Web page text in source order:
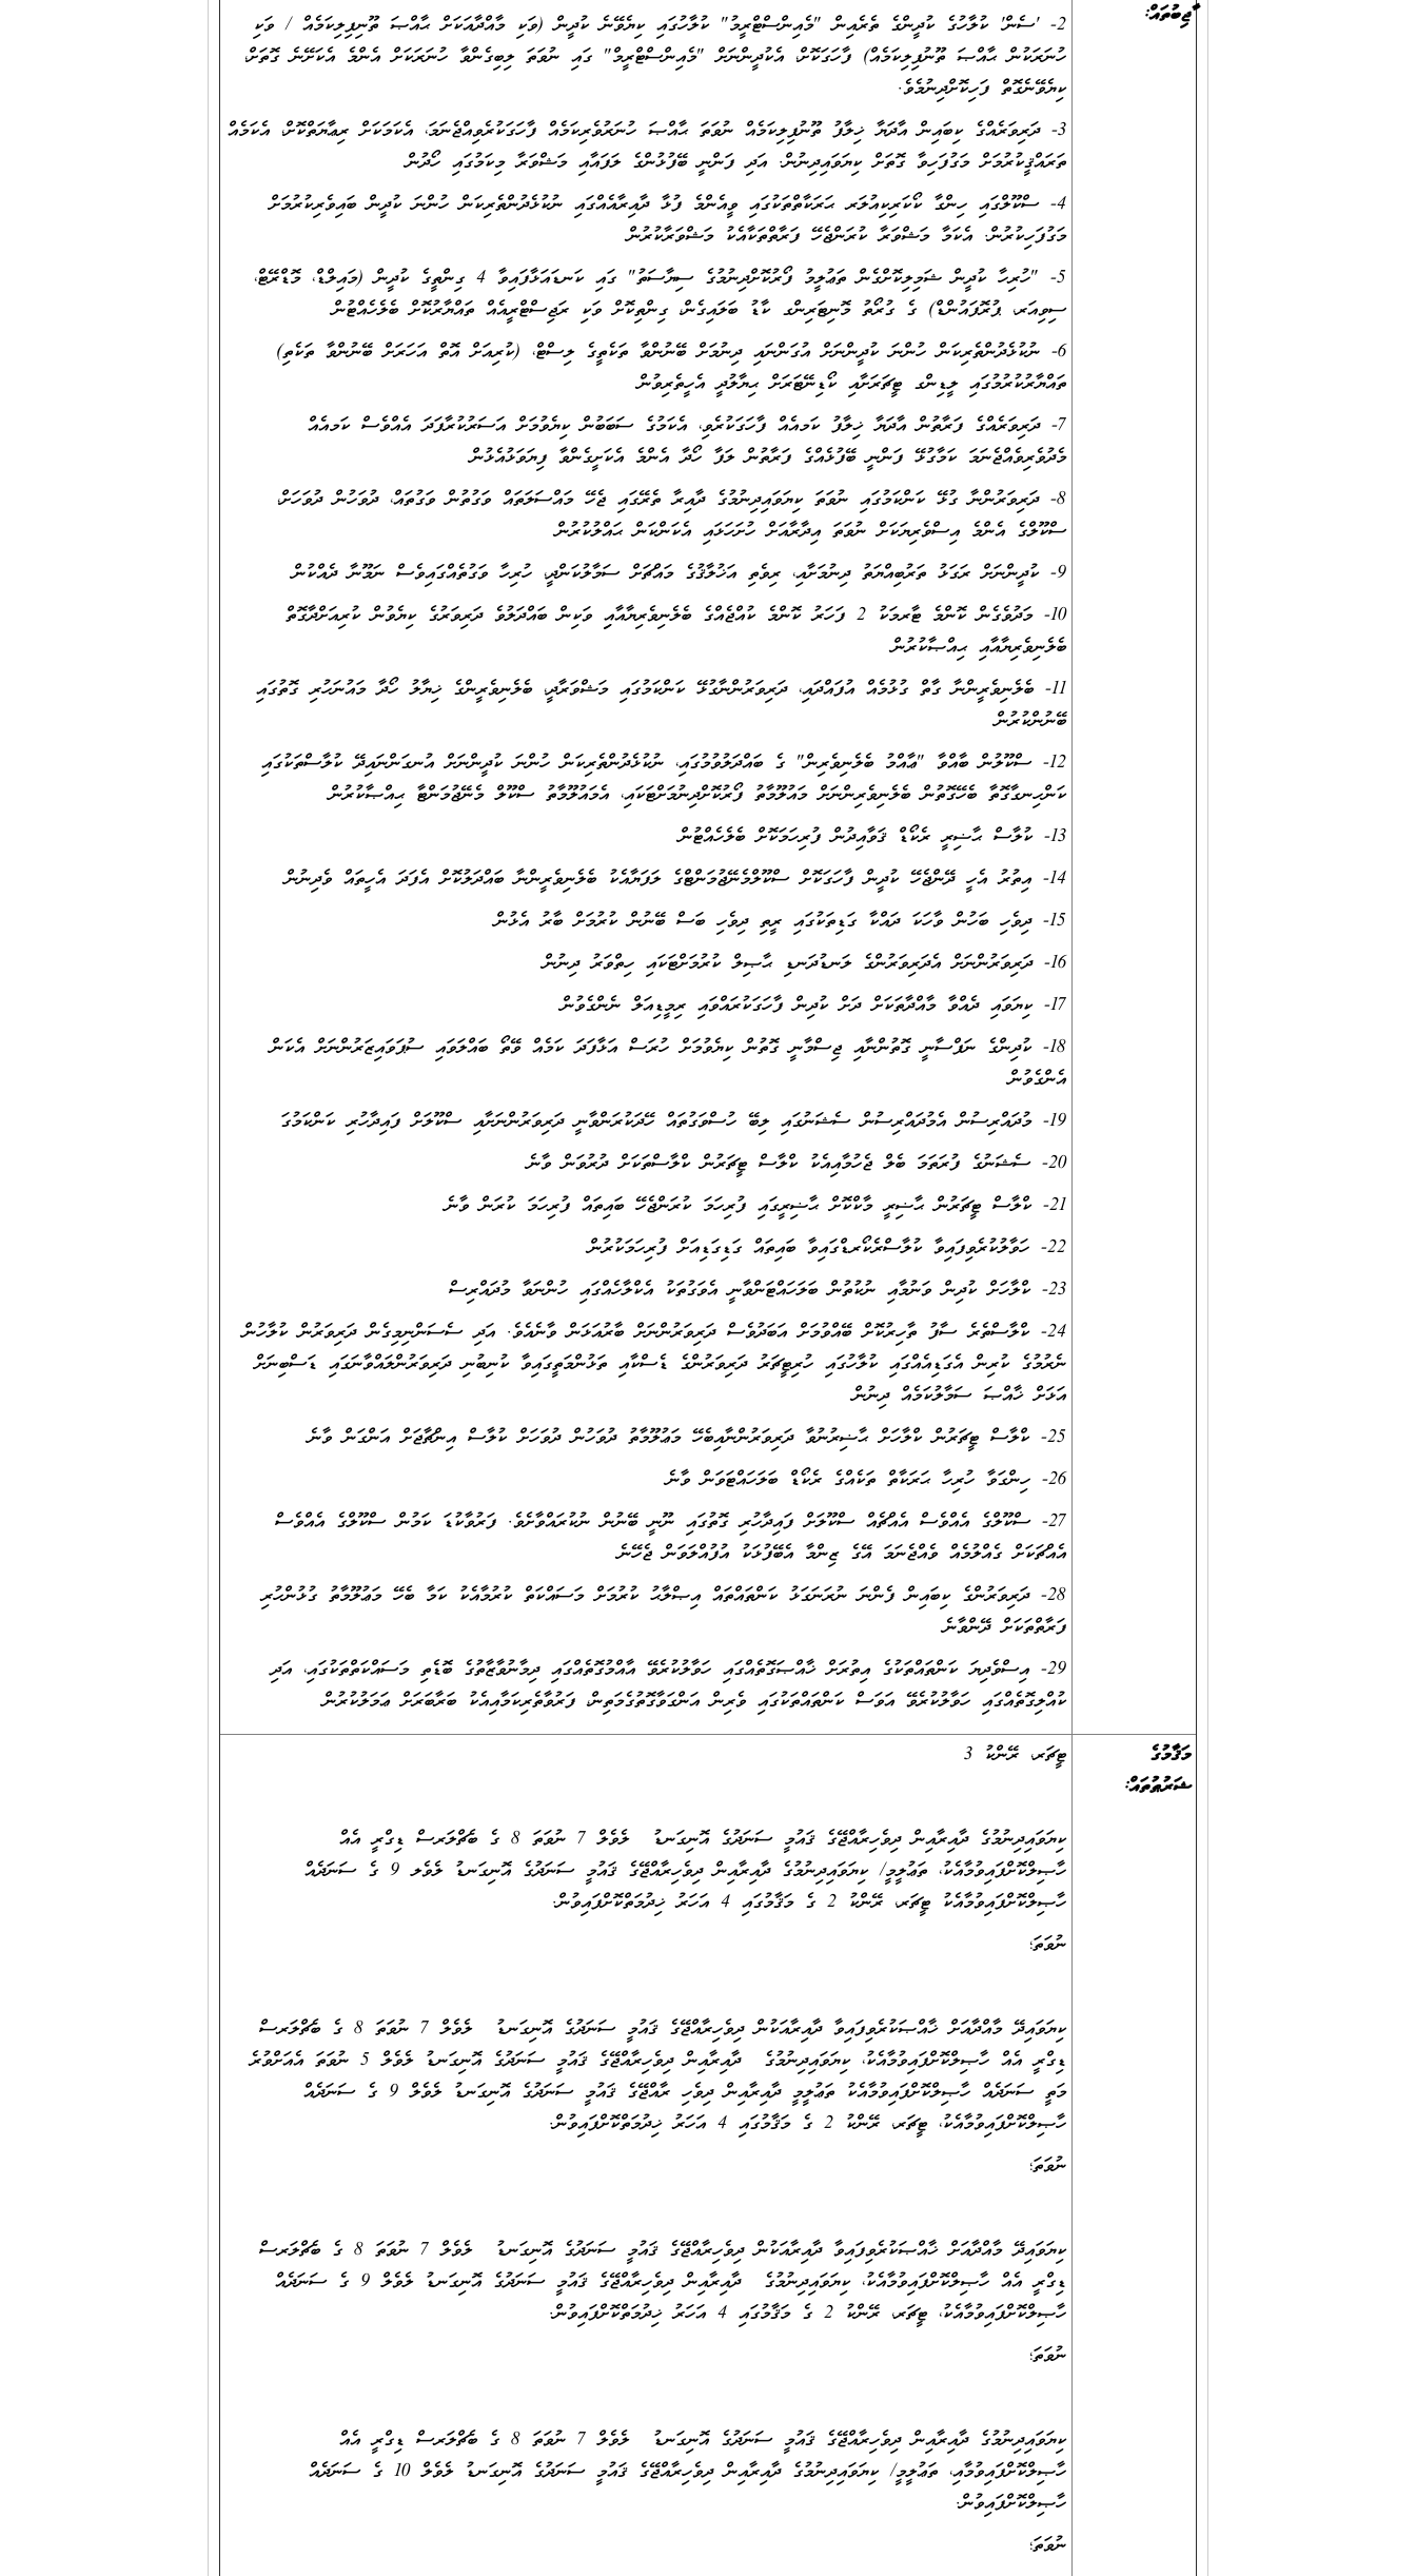
ވާޖިބުތައް:
2- 'ސެން' ކުލާހުގެ ކުދީންގެ ތެރެއިން "މެއިންސްޓްރީމު" ކުލާހުގައި ކިޔެވޭނެ ކުދީން (ވަކި މާއްދާއަކަށް ޙާއްޞަ ތޫނިފިލިކަމެއް / ވަކި
ހުނަރަކުން ޙާއްޞަ ތޫނުފިލިކަމެއް) ފާހަގަކޮށް، އެކުދީންނަށް "މެއިންސްޓްރީމް" ގައި ނުވަތަ ލިބިގެންވާ ހުނަރަކަށް އެންމެ އެކަށޭނެ ގޮތަށް،
ކިޔެވޭނެގޮތް ފަހިކޮށްދިނުމެވެ.
3- ދަރިވަރެއްގެ ކިބައިން އާދަޔާ ޚިލާފު ތޫނުފިލިކަމެއް ނުވަތަ ޙާއްޞަ ހުނަރުވެރިކަމެއް ފާހަގަކުރެވިއްޖެނަމަ، އެކަމަކަށް ރިޢާޔަތްކޮށް، އެކަމެއް
ތަރައްޤީކުރުމަށް މަގުފަހިވާ ގޮތަށް ކިޔަވައިދިނުން. އަދި ފަންނީ ބޭފުޅުންގެ ލަފައާއި މަޝްވަރާ މިކަމުގައި ހޯދުން
4- ސްކޫލްގައި ހިންގާ ކޯކަރިކިއުލަރ ޙަރަކާތްތަކުގައި ވީއެންމެ ފުޅާ ދާއިރާއެއްގައި ނުކުޅެދުންތެރިކަން ހުންނަ ކުދީން ބައިވެރިކުރުމަށް
މަގުފަހިކުރުން. އެކަމާ މަޝްވަރާ ކުރަންޖެހޭ ފަރާތްތަކާއެކު މަޝްވަރާކުރުން
5- "ހުރިހާ ކުދީން ޝަމިލިކޮށްގެން ތަޢުލީމު ފޯރުކޮށްދިނުމުގެ ސިޔާސަތު" ގައި ކަނޑައަޅާފައިވާ 4 ގިންތީގެ ކުދީން (މައިލްޑް، މޮޑްރޭޓް،
ސިވިއަރ، ޕުރޮފައުންޑް) ގެ ގުރޯތު މޮނިޓަރިންގ ކާޑު ބަލައިގެން، ގިންތިކޮށް ވަކި ރަޖިސްޓްރީއެއް ތައްޔާރުކޮށް ބެލެހެއްޓުން
6- ނުކުޅެދުންތެރިކަން ހުންނަ ކުދީންނަށް އުގަންނައި ދިނުމަށް ބޭނުންވާ ތަކެތީގެ ލިސްޓް، (ކުރިއަށް އޮތް އަހަރަށް ބޭނުންވާ ތަކެތި)
ތައްޔާރުކުރުމުގައި ލީޑިންގ ޓީޗަރަށާއި ކޯޑިނޭޓަރަށް ޙިޔާލުދީ އެހީތެރިވުން
7- ދަރިވަރެއްގެ ފަރާތުން އާދަޔާ ޚިލާފު ކަމއެއް ފާހަގަކުރެވި، އެކަމުގެ ސަބަބުން ކިޔެވުމަށް އަސަރުކުރާފަދަ އެއްވެސް ކަމއެއް
މެދުވެރިވެއްޖެނަމަ ކަމާގުޅޭ ފަންނީ ބޭފުޅެއްގެ ފަރާތުން ލަފާ ހޯދާ އެންމެ އެކަށީގެންވާ ފިޔަވަޅުއެޅުން
8- ދަރިވަރުންނާ ގުޅޭ ކަންކަމުގައި ނުވަތަ ކިޔަވައިދިނުމުގެ ދާއިރާ ތެރޭގައި ޖެހޭ މައްސަލަތައް ވަގުތުން ވަގުތައް، ދުވަހުން ދުވަހަށް،
ސްކޫލްގެ އެންމެ އިސްވެރިޔަކަށް ނުވަތަ އިދާރާއަށް ހުށަހަޅައި އެކަންކަން ޙައްލުކުރުން
9- ކުދީންނަށް ރަގަޅު ތަރުބިއްޔަތު ދިނުމަށާއި، ރިވެތި އަޚުލާޤުގެ މައްޗަށް ސަމާލުކަންދީ، ހުރިހާ ވަގުތެއްގައިވެސް ނަމޫނާ ދެއްކުން
10- މަދުވެގެން ކޮންމެ ޓާރމަކު 2 ފަހަރު ކޮންމެ ކުއްޖެއްގެ ބެލެނިވެރިޔާއާއިި ވަކިން ބައްދަލުވެ ދަރިވަރުގެ ކިޔެވުން ކުރިއަށްދާގޮތް
ބެލެނިވެރިޔާއާއި ޙިއްޞާކުރުން
11- ބެލެނިވެރީންނާ ގާތް ގުޅުމެއް އުފައްދައި، ދަރިވަރުންނާގުޅޭ ކަންކަމުގައި މަޝްވަރާދީ، ބެލެނިވެރީންގެ ޚިޔާލު ހޯދާ މައުނަހުރި ގޮތުގައި
ބޭނުންކުރުން
12- ސްކޫލުން ބާއްވާ "ޢާއްމު ބެލެނިވެރިން" ގެ ބައްދަލުވުމުގައި، ނުކުޅެދުންތެރިކަން ހުންނަ ކުދީންނަށް އުނގަންނައިދޭ ކުލާސްތަކުގައި
ކަންހިނގާގޮތާ ބެހޭގޮތުން ބެލެނިވެރިންނަށް މައުލޫމާތު ފޯރުކޮށްދިނުމަށްޓަކައި، އެމައުލޫމާތު ސްކޫލް މެނޭޖުމަންޓާ ޙިއްޞާކުރުން
13- ކުލާސް ޙާޟިރީ ރެކޯޑް ޤަވާއިދުން ފުރިހަމަކޮށް ބެލެހެއްޓުން
14- އިތުރު އެހީ ދޭންޖެހޭ ކުދީން ފާހަގަކޮށް ސްކޫލްމެނޭޖުމަންޓްގެ ލަފަޔާއެކު ބެލެނިވެރީންނާ ބައްދަލުކޮށް އެފަދަ އެހީތައް ވެދިނުން
15- ދިވެހި ބަހުން ވާހަކަ ދައްކާ ގަޑިތަކުގައި ރީތި ދިވެހި ބަސް ބޭނުން ކުރުމަށް ބާރު އެޅުން
16- ދަރިވަރުންނަށް އެދަރިވަރުންގެ ލަނޑުދަނޑި ޙާޞިލް ކުރުމަށްޓަކައި ހިތްވަރު ދިނުން
17- ކިޔަވައި ދެއްވާ މާއްދާތަކަށް ދަށް ކުދިން ފާހަގަކުރައްވައި ރިމީޑިއަލް ނެންގެވުން
18- ކުދިންގެ ނަފްސާނީ ގޮތުންނާއި ޖިސްމާނީ ގޮތުން ކިޔެވުމަށް ހުރަސް އަޅާފަދަ ކަމެއް ވޭތޯ ބައްލަވައި ސުޕަވައިޒަރުންނަށް އެކަން
އެންގެވުން
19- މުދައްރިސުން އެމުދައްރިސުން ސެޝަނުގައި ލިބޭ ހުސްވަގުތައް ހޭދަކުރަންވާނީ ދަރިވަރުންނަށާއި ސްކޫލަށް ފައިދާހުރި ކަންކަމުގަ
20- ސެޝަނުގެ ފުރަތަމަ ބެލް ޖެހުމާއިއެކު ކްލާސް ޓީޗަރުން ކްލާސްތަކަށް ދުރުވަން ވާނެ
21- ކްލާސް ޓީޗަރުން ޙާޟިރީ މާކްކޮށް ޙާޟިރީގައި ފުރިހަމަ ކުރަންޖެހޭ ބައިތައް ފުރިހަމަ ކުރަން ވާނެ
22- ހަވާލުކުރެވިފައިވާ ކުލާސްރެކޯރޑްގައިވާ ބައިތައް ގަޑިގަޑިއަށް ފުރިހަމަކުރުން
23- ކްލާހަށް ކުދިން ވަނުމާއި ނުކުތުން ބަލަހައްޓަންވާނީ އެވަގުތަކު އެކްލާހެއްގައި ހުންނަވާ މުދައްރިސް
24- ކްލާސްތެރެ ސާފު ތާހިރުކޮށް ބޭއްވުމަށް އަބަދުވެސް ދަރިވަރުންނަށް ބާރުއަޅަން ވާނެއެވެ. އަދި ސެސަންނިމިގެން ދަރިވަރުން ކުލާހުން
ނެރުމުގެ ކުރިން އެގަޑިއެއްގައި ކުލާހުގައި ހުރިޓީޗަރު ދަރިވަރުންގެ ޑެސްކާއި ތަޅުންމަތީގައިވާ ކުނިބުނި ދަރިވަރުންލައްވާނަގައި ޑަސްބިނަށް
އަޅަށް ޚާއްޞަ ސަމާލުކަމެއް ދިނުން
25- ކްލާސް ޓީޗަރުން ކްލާހަށް ޙާޟިރުނުވާ ދަރިވަރުންނާއިބެހޭ މަޢުލޫމާތު ދުވަހުން ދުވަހަށް ކުލާސް އިންޗާޖަށް އަންގަން ވާނެ
26- ހިންގަވާ ހުރިހާ ޙަރަކާތް ތަކެއްގެ ރެކޯޑް ބަލަހައްޓަވަން ވާނެ
27- ސްކޫލްގެ އެއްވެސް އެއްޗެއް ސްކޫލަށް ފައިދާހުރި ގޮތުގައި ނޫނީ ބޭނުން ނުކުރައްވާށެވެ. ފަރުވާކުޑަ ކަމުން ސްކޫލްގެ އެއްވެސް
އެއްޗަކަށް ގެއްލުމެއް ވެއްޖެނަމަ އޭގެ ޒިންމާ އެބޭފުޅަކު އުފުއްލަވަން ޖެހޭނެ
28- ދަރިވަރުންގެ ކިބައިން ފެންނަ ނުރަނަގަޅު ކަންތައްތައް އިޞްލާޙު ކުރުމަށް މަސައްކަތް ކުރުމާއެކު ކަމާ ބެހޭ މަޢުލޫމާތު ގުޅުންހުރި
ފަރާތްތަކަށް ދޭންވާނެ
29- އިސްވެދިޔަ ކަންތައްތަކުގެ އިތުރަށް ޚާއްޞަގޮތެއްގައި ހަވާލުކުރެވޭ އާއްމުގޮތެއްގައި ދިމާނުވާޒާތުގެ ބޮޑެތި މަސައްކަތްތަކުގައި، އަދި
ކުއްލިގޮތެއްގައި ހަވާލުކުރެވޭ އަވަސް ކަންތައްތަކުގައި ވެރިން އަންގަވާގޮތުގެމަތިން، ފަރުވާތެރިކަމާއިއެކު ބަރާބަރަށް ޢަމަލުކުރުން
މަޤާމުގެ
ޝަރުޠުތައް:
ޓީޗަރ، ރޭންކު 3
ކިޔަވައިދިނުމުގެ ދާއިރާއިން ދިވެހިރާއްޖޭގެ ޤައުމީ ސަނަދުގެ އޮނިގަނޑު ލެވެލް 7 ނުވަތަ 8 ގެ ބެޗްލަރސް ޑިގްރީ އެއް
ހާޞިލްކޮށްފައިވުމާއެކު، ތަޢުލީމީ/ ކިޔަވައިދިނުމުގެ ދާއިރާއިން ދިވެހިރާއްޖޭގެ ޤައުމީ ސަނަދުގެ އޮނިގަނޑު ލެވެލ 9 ގެ ސަނަދެއް
ހާޞިލްކޮށްފައިވުމާއެކު ޓީޗަރ، ރޭންކު 2 ގެ މަޤާމުގައި 4 އަހަރު ޚިދުމަތްކޮށްފައިވުން.
ނުވަތަ؛
ކިޔަވައިދޭ މާއްދާއަށް ޚާއްޞަކުރެވިފައިވާ ދާއިރާއަކުން ދިވެހިރާއްޖޭގެ ޤައުމީ ސަނަދުގެ އޮނިގަނޑު ލެވެލް 7 ނުވަތަ 8 ގެ ބެޗްލަރސް
ޑިގްރީ އެއް ހާޞިލްކޮށްފައިވުމާއެކު، ކިޔަވައިދިނުމުގެ ދާއިރާއިން ދިވެހިރާއްޖޭގެ ޤައުމީ ސަނަދުގެ އޮނިގަނޑު ލެވެލް 5 ނުވަތަ އެއަށްވުރެ
މަތީ ސަނަދެއް ހާޞިލްކޮށްފައިވުމާއެކު ތަޢުލީމީ ދާއިރާއިން ދިވެހި ރާއްޖޭގެ ޤައުމީ ސަނަދުގެ އޮނިގަނޑު ލެވެލް 9 ގެ ސަނަދެއް
ހާޞިލްކޮށްފައިވުމާއެކު، ޓީޗަރ، ރޭންކު 2 ގެ މަޤާމުގައި 4 އަހަރު ޚިދުމަތްކޮށްފައިވުން.
ނުވަތަ؛
ކިޔަވައިދޭ މާއްދާއަށް ޚާއްޞަކުރެވިފައިވާ ދާއިރާއަކުން ދިވެހިރާއްޖޭގެ ޤައުމީ ސަނަދުގެ އޮނިގަނޑު ލެވެލް 7 ނުވަތަ 8 ގެ ބެޗްލަރސް
ޑިގްރީ އެއް ހާޞިލްކޮށްފައިވުމާއެކު، ކިޔަވައިދިނުމުގެ ދާއިރާއިން ދިވެހިރާއްޖޭގެ ޤައުމީ ސަނަދުގެ އޮނިގަނޑު ލެވެލް 9 ގެ ސަނަދެއް
ހާޞިލްކޮށްފައިވުމާއެކު، ޓީޗަރ، ރޭންކު 2 ގެ މަޤާމުގައި 4 އަހަރު ޚިދުމަތްކޮށްފައިވުން.
ނުވަތަ؛
ކިޔަވައިދިނުމުގެ ދާއިރާއިން ދިވެހިރާއްޖޭގެ ޤައުމީ ސަނަދުގެ އޮނިގަނޑު ލެވެލް 7 ނުވަތަ 8 ގެ ބެޗްލަރސް ޑިގްރީ އެއް
ހާޞިލްކޮށްފައިވުމާއި، ތަޢުލީމީ/ ކިޔަވައިދިނުމުގެ ދާއިރާއިން ދިވެހިރާއްޖޭގެ ޤައުމީ ސަނަދުގެ އޮނިގަނޑު ލެވެލް 10 ގެ ސަނަދެއް
ހާޞިލްކޮށްފައިވުން.
ނުވަތަ؛